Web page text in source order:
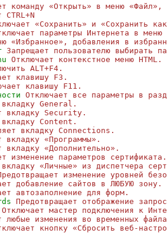
команду «Открыть» в меню «Файл»,
CTRL+N
«Сохранить» и «Сохранить
параметры Интернета в
«Избранное», добавления в
Запрещает пользователю выбирать
Отключает контекстное меню HTML.
ALT+F4.
клавишу F3.
клавишу F11.
Отключает все параметры в
вкладку General.
вкладку Security.
вкладку Content.
вкладку Connections.
вкладку «Программы».
вкладку «Дополнительно».
изменение параметров сертификата.
«Личные» из диспетчера
изменение уровней
добавление сайтов в ЛЮБУЮ зону.
автозаполнение для форм.
Предотвращает отображение
Отключает мастер подключения к
любые изменения во временных
кнопку «Сбросить веб-